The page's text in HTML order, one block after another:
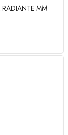
RADIANTE MM